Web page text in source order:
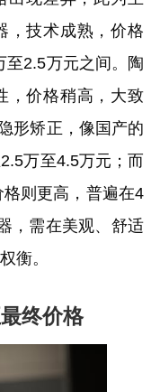
，技术成熟，价格
至2.5万元之间。陶
，价格稍高，大致
形矫正，像国产的
万至4.5万元；而
则更高，普遍在4
，需在美观、舒适
衡。
终价格